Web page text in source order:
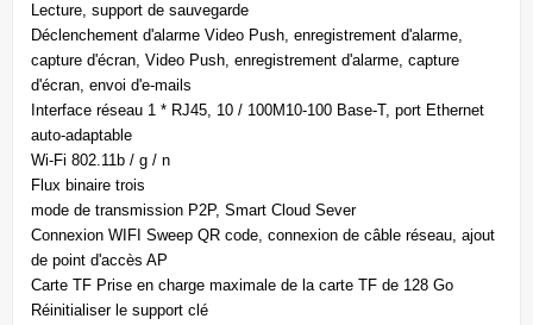
Lecture, support de sauvegarde
Déclenchement d'alarme Video Push, enregistrement d'alarme,
capture d'écran, Video Push, enregistrement d'alarme, capture
d'écran, envoi d'e-mails
Interface réseau 1 * RJ45, 10 / 100M10-100 Base-T, port Ethernet
auto-adaptable
Wi-Fi 802.11b / g / n
Flux binaire trois
mode de transmission P2P, Smart Cloud Sever
Connexion WIFI Sweep QR code, connexion de câble réseau, ajout
de point d'accès AP
Carte TF Prise en charge maximale de la carte TF de 128 Go
Réinitialiser le support clé